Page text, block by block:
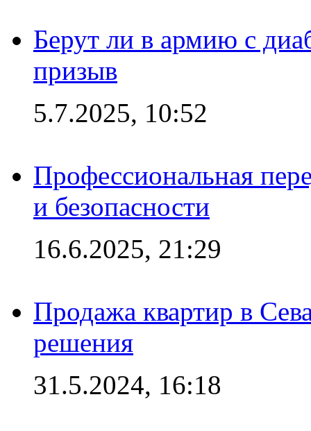
Берут ли в армию с
призыв
5.7.2025, 10:52
Профессиональная
и безопасности
16.6.2025, 21:29
Продажа квартир в
решения
31.5.2024, 16:18